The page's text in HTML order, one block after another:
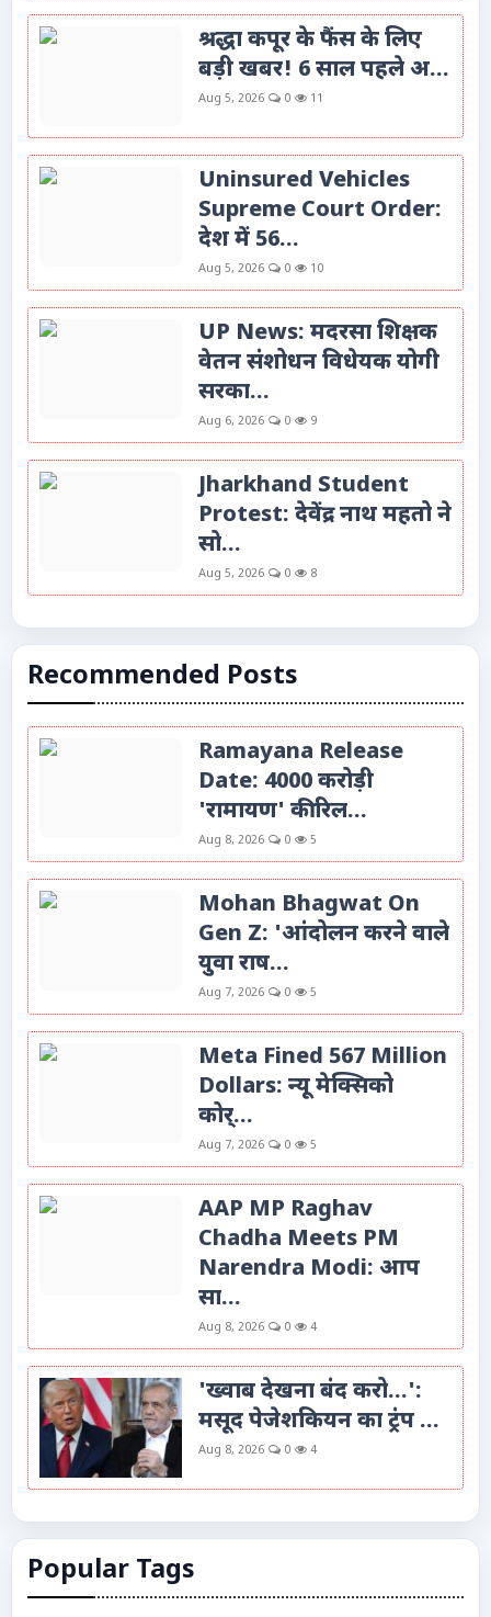
श्रद्धा कपूर के फैंस के लिए
बड़ी खबर! 6 साल पहले अ...
Aug 5, 2026 0 11
Uninsured Vehicles
Supreme Court Order:
देश में 56...
Aug 5, 2026 0 10
UP News: मदरसा शिक्षक
वेतन संशोधन विधेयक योगी
सरका...
Aug 6, 2026 0 9
Jharkhand Student
Protest: देवेंद्र नाथ महतो ने
सो...
Aug 5, 2026 0 8
Recommended Posts
Ramayana Release
Date: 4000 करोड़ी
'रामायण' की रिल...
Aug 8, 2026 0 5
Mohan Bhagwat On
Gen Z: 'आंदोलन करने वाले
युवा राष...
Aug 7, 2026 0 5
Meta Fined 567 Million
Dollars: न्यू मेक्सिको
कोर्...
Aug 7, 2026 0 5
AAP MP Raghav
Chadha Meets PM
Narendra Modi: आप
सा...
Aug 8, 2026 0 4
'ख्वाब देखना बंद करो...':
मसूद पेजेशकियन का ट्रंप ...
Aug 8, 2026 0 4
Popular Tags